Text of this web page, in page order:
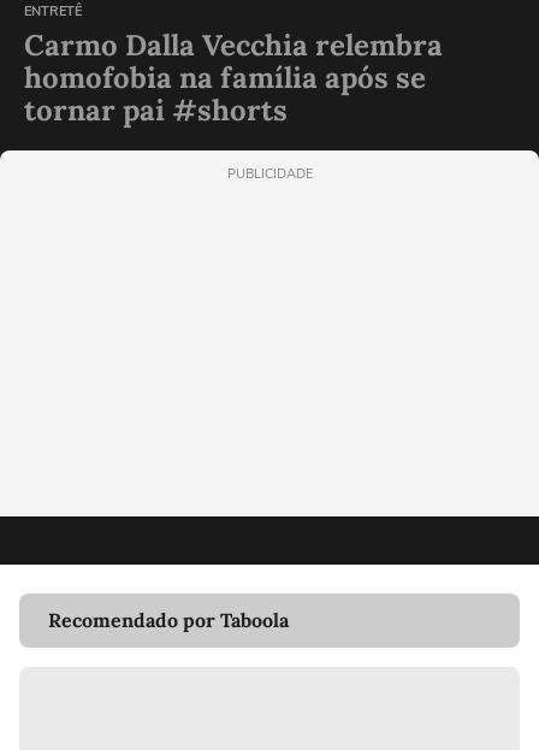
ENTRETÊ
Carmo Dalla Vecchia relembra
homofobia na família após se
tornar pai #shorts
PUBLICIDADE
Recomendado por Taboola